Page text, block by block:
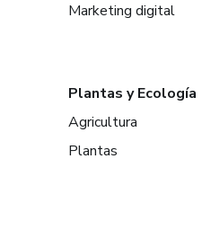
Marketing digital
Plantas y Ecología
Agricultura
Plantas